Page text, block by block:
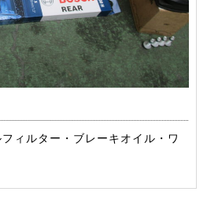
ィルター・ブレーキオイル・ワ